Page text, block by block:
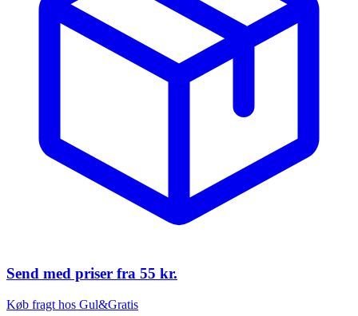
Send med priser fra 55 kr.
Køb fragt hos Gul&Gratis